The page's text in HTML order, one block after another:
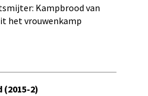
Kampbrood van
het vrouwenkamp
2)